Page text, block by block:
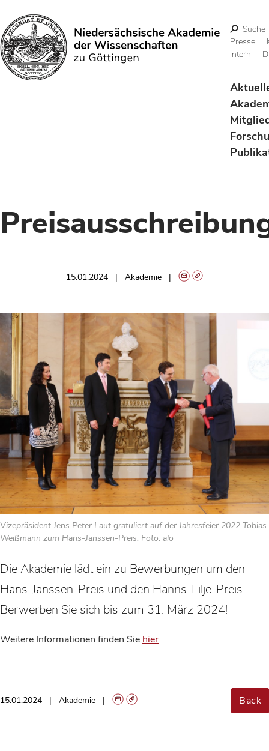
Suchen
Suche
Presse
Intern
15.01.2024 Akademie
Vizepräsident Jens Peter Laut gratuliert auf der Jahresfeier 2022 Tobias
Weißmann zum Hans-Janssen-Preis. Foto: alo
Die Akademie lädt ein zu Bewerbungen um den
Hans-Janssen-Preis und den Hanns-Lilje-Preis.
Berwerben Sie sich bis zum 31. März 2024!
Weitere Informationen finden Sie hier
15.01.2024 Akademie Back